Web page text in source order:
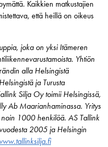
Kaikkien matkustajien
että heillä on oikeus
joka on yksi Itämeren
Yhtiön
alla Helsingistä
ja Turusta
Silja Oy toimii Helsingissä,
Ab Maarianhaminassa. Yritys
1000 henkilöä. AS Tallink
2005 ja Helsingin